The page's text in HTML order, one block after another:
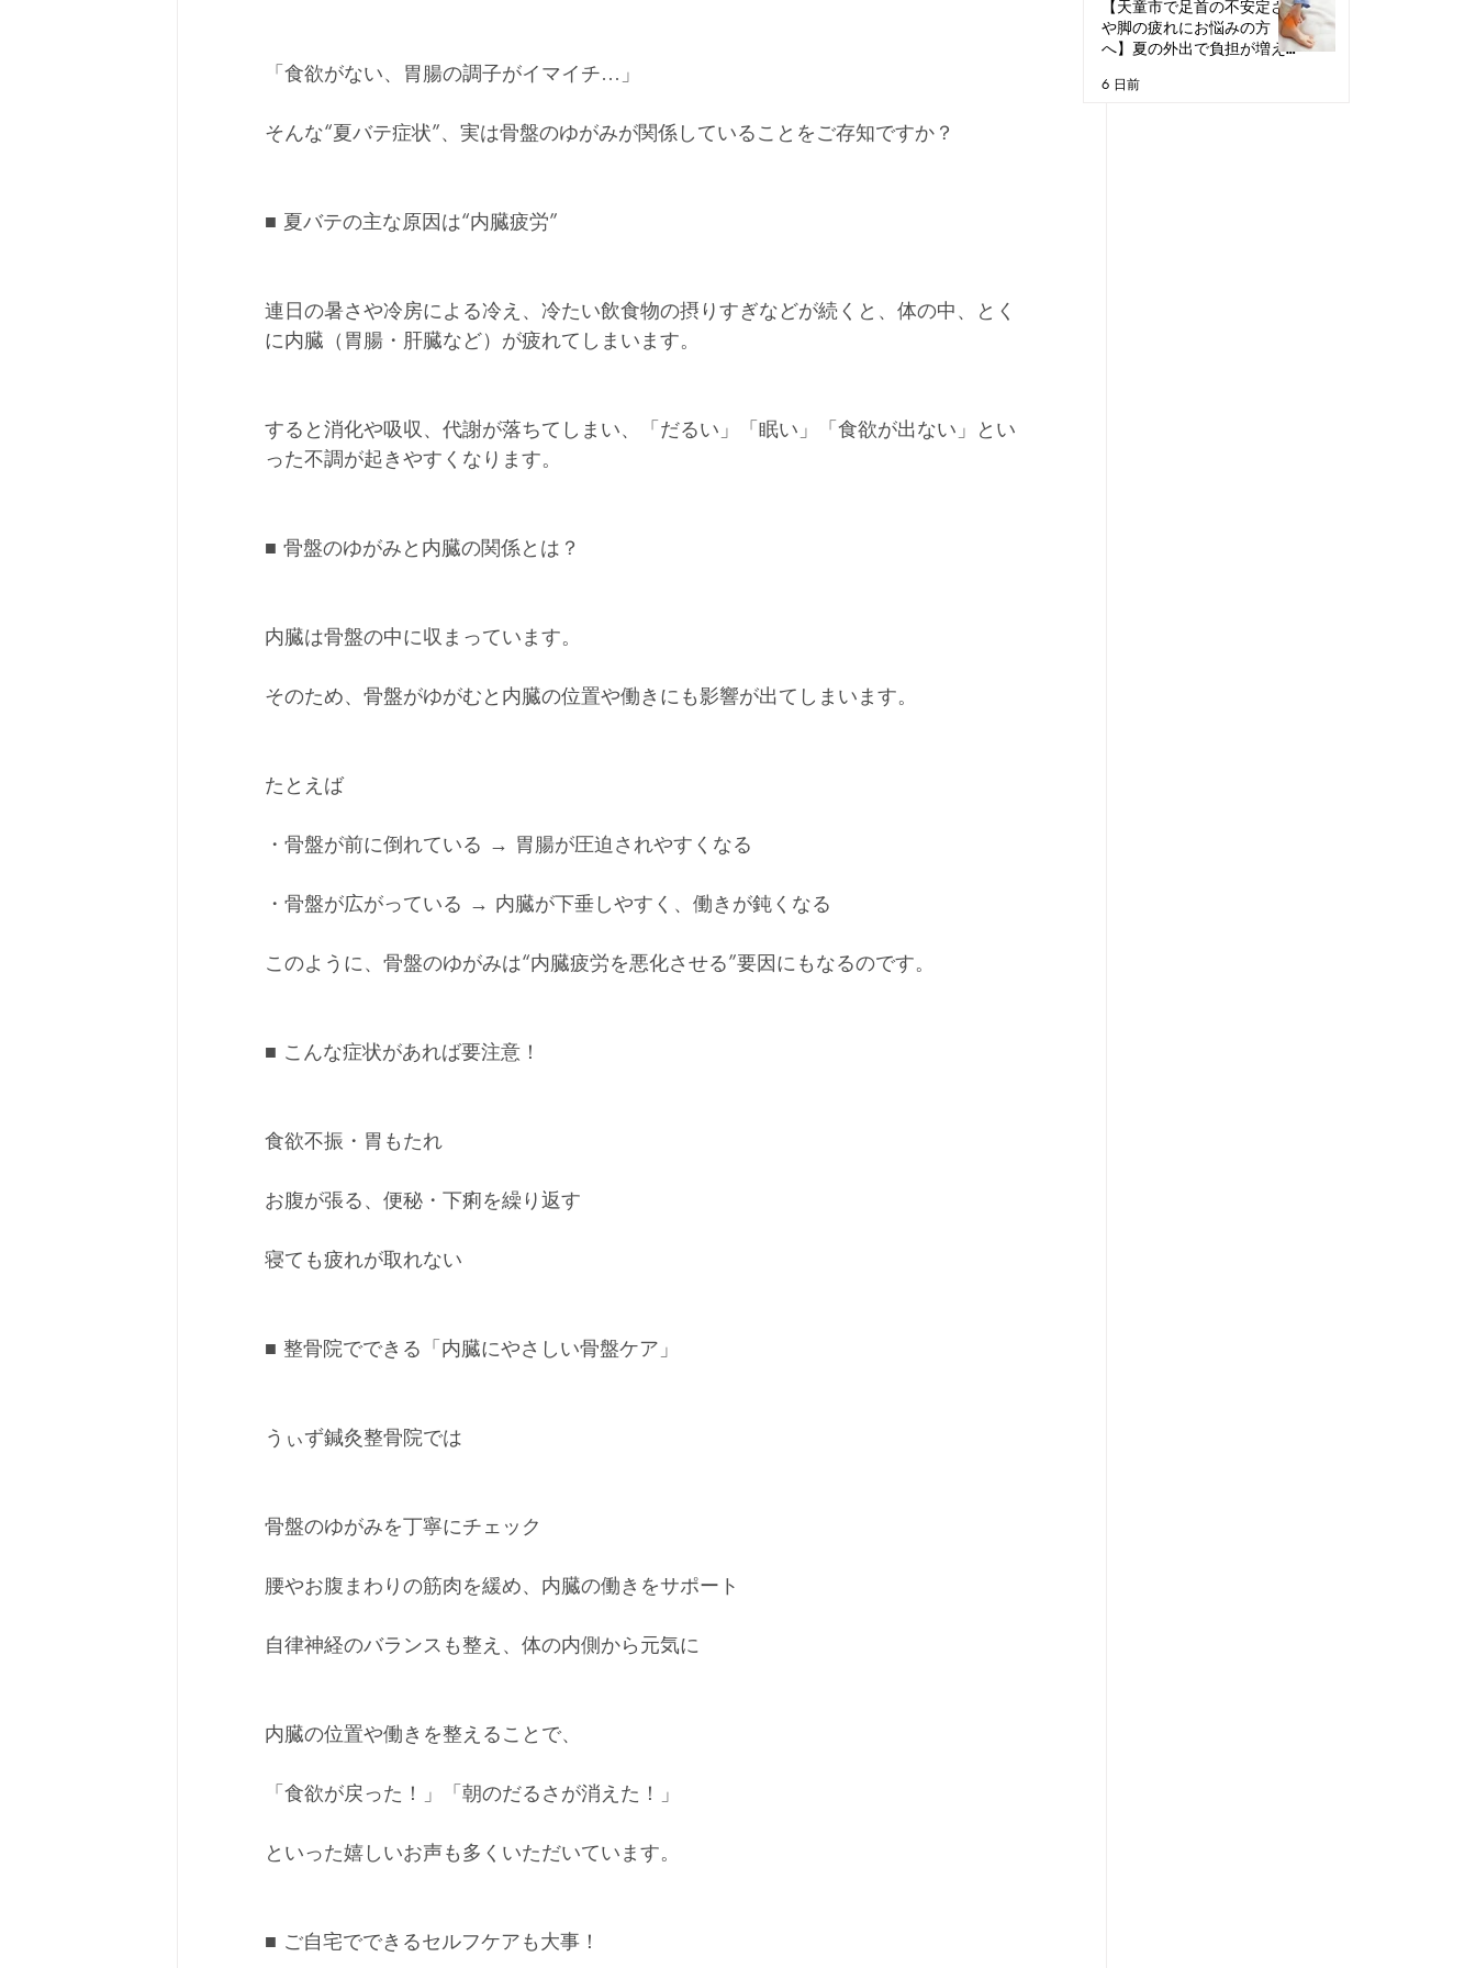
「食欲がない、胃腸の調子がイマイチ…」
そんな“夏バテ症状”、実は骨盤のゆがみが関係していることをご存知ですか？
■ 夏バテの主な原因は“内臓疲労”
連日の暑さや冷房による冷え、冷たい飲食物の摂りすぎなどが続くと、体の中、とく
に内臓（胃腸・肝臓など）が疲れてしまいます。
すると消化や吸収、代謝が落ちてしまい、「だるい」「眠い」「食欲が出ない」とい
った不調が起きやすくなります。
■ 骨盤のゆがみと内臓の関係とは？
内臓は骨盤の中に収まっています。
そのため、骨盤がゆがむと内臓の位置や働きにも影響が出てしまいます。
たとえば
・骨盤が前に倒れている → 胃腸が圧迫されやすくなる
・骨盤が広がっている → 内臓が下垂しやすく、働きが鈍くなる
このように、骨盤のゆがみは“内臓疲労を悪化させる”要因にもなるのです。
■ こんな症状があれば要注意！
食欲不振・胃もたれ
お腹が張る、便秘・下痢を繰り返す
寝ても疲れが取れない
■ 整骨院でできる「内臓にやさしい骨盤ケア」
うぃず鍼灸整骨院では
骨盤のゆがみを丁寧にチェック
腰やお腹まわりの筋肉を緩め、内臓の働きをサポート
自律神経のバランスも整え、体の内側から元気に
内臓の位置や働きを整えることで、
「食欲が戻った！」「朝のだるさが消えた！」
といった嬉しいお声も多くいただいています。
■ ご自宅でできるセルフケアも大事！
【天童市で足首の不安定さ
や脚の疲れにお悩みの方
へ】夏の外出で負担が増え
6 日前